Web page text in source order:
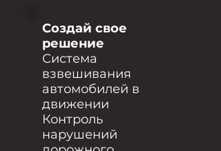
Создай свое
решение
Система
взвешивания
автомобилей в
движении
Контроль
нарушений